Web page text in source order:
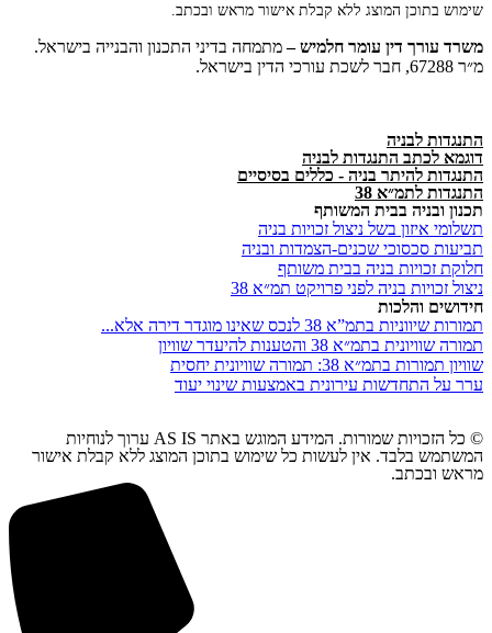
שימוש בתוכן המוצג ללא קבלת אישור מראש ובכתב.
משרד עורך דין עומר חלמיש –מתמחה בדיני התכנון והבנייה בישראל.
מ״ר 67288, חבר לשכת עורכי הדין בישראל.
התנגדות לבניה
דוגמא לכתב התנגדות לבניה
התנגדות להיתר בניה - כללים בסיסיים
התנגדות לתמ״א 38
תכנון ובניה בבית המשותף
תשלומי איזון בשל ניצול זכויות בניה
תביעות סכסוכי שכנים-הצמדות ובניה
חלוקת זכויות בניה בבית משותף
ניצול זכויות בניה לפני פרויקט תמ״א 38
חידושים והלכות
תמורות שיווניות בתמ”א 38 לנכס שאינו מוגדר דירה אלא...
תמורה שוויונית בתמ״א 38 והטענות להיעדר שוויון
שוויון תמורות בתמ״א 38: תמורה שוויונית יחסית
ערר על התחדשות עירונית באמצעות שינוי יעוד
© כל הזכויות שמורות. המידע המוגש באתר AS IS ערוך לנוחיות
המשתמש בלבד. אין לעשות כל שימוש בתוכן המוצג ללא קבלת אישור
מראש ובכתב.